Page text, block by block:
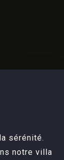
sérénité.
notre villa